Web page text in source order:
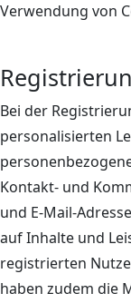
Verwendung von
Bei der
personalisierten
Kontakt- und
und E-Mail-
auf Inhalte und
registrierten
haben zudem die